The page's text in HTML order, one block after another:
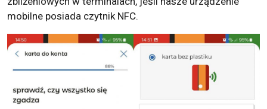
mobilne posiada czytnik NFC.